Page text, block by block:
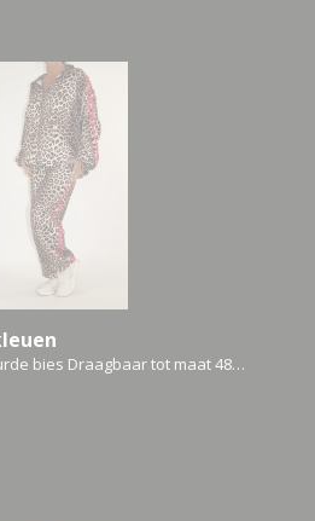
bies Draagbaar tot maat 48…